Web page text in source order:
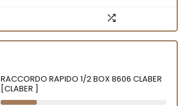
RACCORDO RAPIDO 1/2 BOX 8606 CLABER
[CLABER ]